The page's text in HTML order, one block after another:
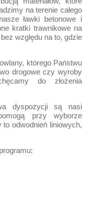
na terenie całego
ławki betonowe i
kratki trawnikowe na
względu na to, gdzie
którego Państwu
drogowe czy wyroby
do złożenia
dyspozycji są nasi
przy wyborze
odwodnień liniowych,